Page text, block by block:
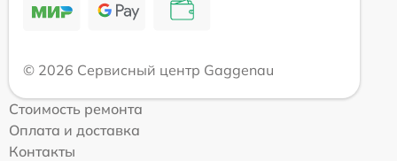
© 2026 Сервисный центр Gaggenau
Стоимость ремонта
Оплата и доставка
Контакты